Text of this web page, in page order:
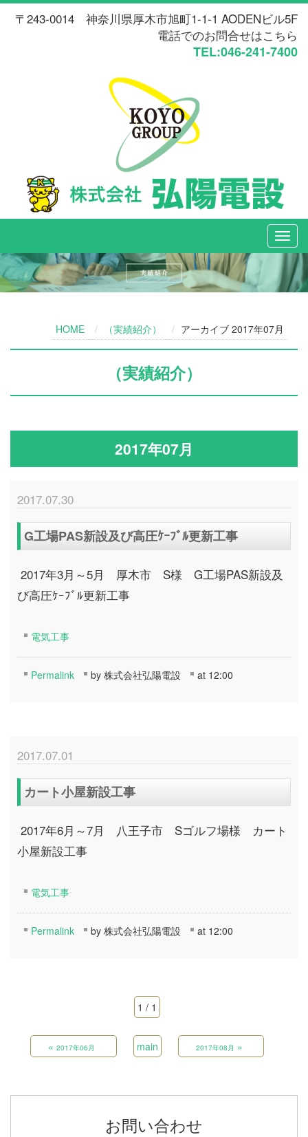
〒243-0014 神奈川県厚木市旭町1-1-1 AODENビル5F
電話でのお問合せはこちら
TEL:046-241-7400
HOME （実績紹介） アーカイブ 2017年07月
（実績紹介）
2017年07月
2017.07.30
G工場PAS新設及び高圧ｹｰﾌﾞﾙ更新工事
2017年3月～5月 厚木市 S様 G工場PAS新設及
び高圧ｹｰﾌﾞﾙ更新工事
電気工事
Permalink by 株式会社弘陽電設 at 12:00
2017.07.01
カート小屋新設工事
2017年6月～7月 八王子市 Sゴルフ場様 カート
小屋新設工事
電気工事
Permalink by 株式会社弘陽電設 at 12:00
1 / 1
«2017年06月 main 2017年08月 »
お問い合わせ